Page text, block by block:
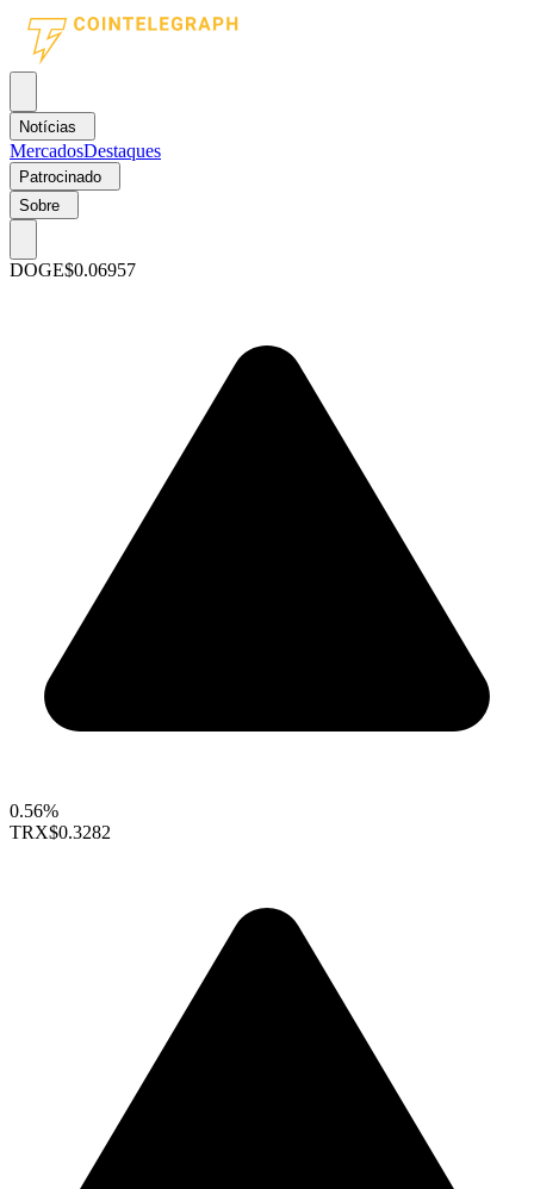
Notícias
MercadosDestaques
Patrocinado
Sobre
DOGE$0.06957
0.56%
TRX$0.3282